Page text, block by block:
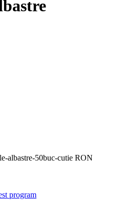
albastre-50buc-cutie RON
program